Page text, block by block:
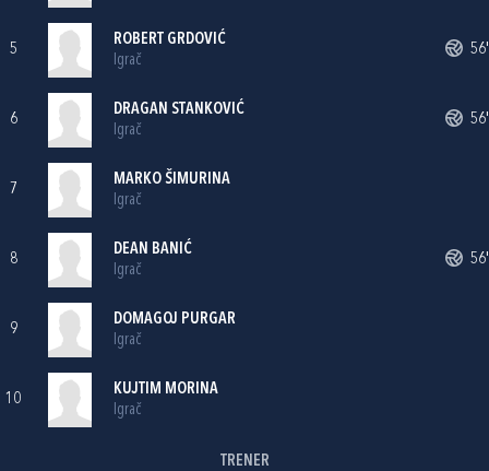
5
ROBERT GRDOVIĆ
Igrač
56'
6
DRAGAN STANKOVIĆ
Igrač
56'
7
MARKO ŠIMURINA
Igrač
8
DEAN BANIĆ
Igrač
56'
9
DOMAGOJ PURGAR
Igrač
10
KUJTIM MORINA
Igrač
TRENER